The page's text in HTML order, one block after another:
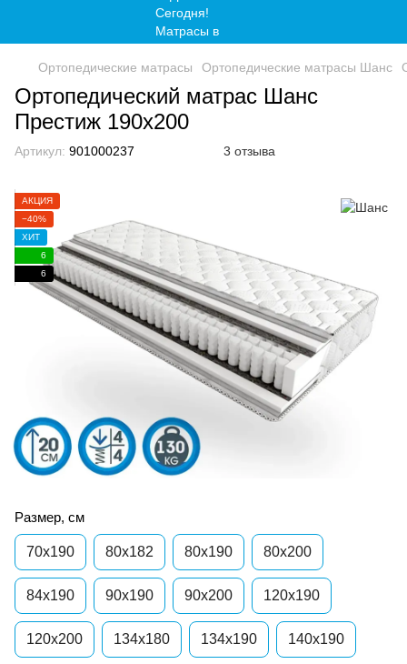
Ортопедические матрасы Ортопедические матрасы Шанс
Ортопедический матрас Шанс
Престиж 190x200
Артикул: 901000237 3 отзыва
АКЦИЯ
−40%
ХИТ
6
6
Размер, см
70x190 80х182 80x190 80x200
84х190 90x190 90x200 120x190
120x200 134х180 134х190 140x190